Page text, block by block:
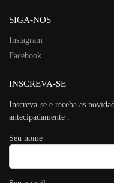
SIGA-NOS
Instagram
Facebook
INSCREVA-SE
Inscreva-se e receba as
antecipadamente .
Seu nome